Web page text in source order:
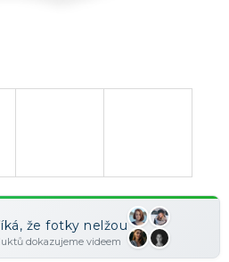
že fotky nelžou
dokazujeme videem